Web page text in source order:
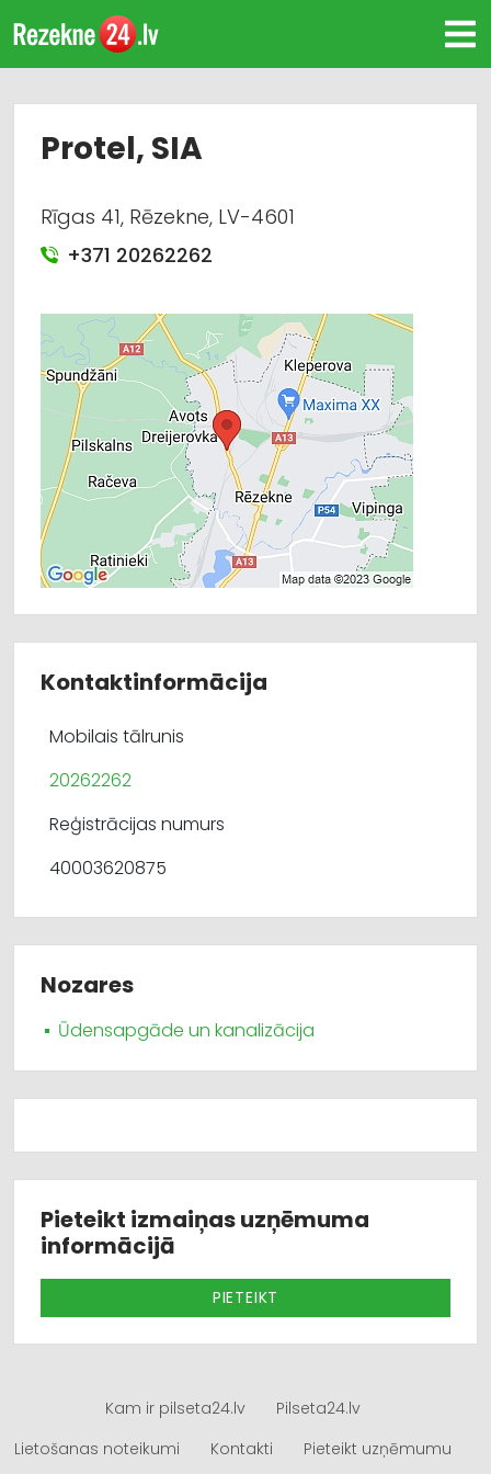
Protel, SIA
Rīgas 41, Rēzekne, LV-4601
+371 20262262
Kontaktinformācija
Mobilais tālrunis
20262262
Reģistrācijas numurs
40003620875
Nozares
Ūdensapgāde un kanalizācija
Pieteikt izmaiņas uzņēmuma
informācijā
PIETEIKT
Kam ir pilseta24.lv
Pilseta24.lv
Lietošanas noteikumi
Kontakti Pieteikt uzņēmumu